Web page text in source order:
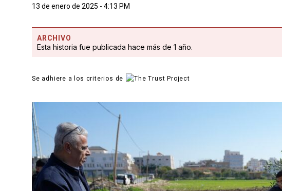
13 de enero de 2025 - 4:13 PM
ARCHIVO
Esta historia fue publicada hace más de 1 año.
Se adhiere a los criterios de